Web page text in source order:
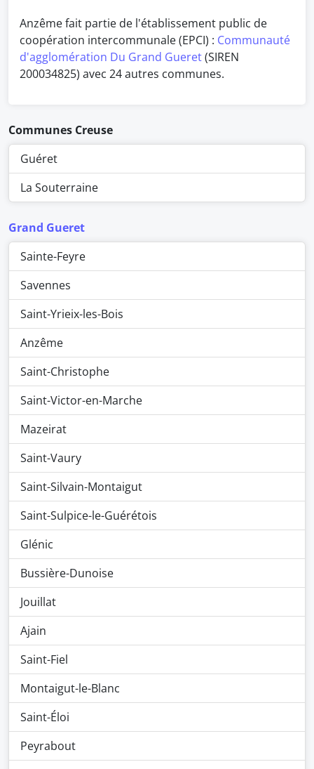
Anzême fait partie de l'établissement public de
coopération intercommunale (EPCI) : Communauté
d'agglomération Du Grand Gueret(SIREN
200034825) avec 24 autres communes.
Communes Creuse
Guéret
La Souterraine
Grand Gueret
Sainte-Feyre
Savennes
Saint-Yrieix-les-Bois
Anzême
Saint-Christophe
Saint-Victor-en-Marche
Mazeirat
Saint-Vaury
Saint-Silvain-Montaigut
Saint-Sulpice-le-Guérétois
Glénic
Bussière-Dunoise
Jouillat
Ajain
Saint-Fiel
Montaigut-le-Blanc
Saint-Éloi
Peyrabout